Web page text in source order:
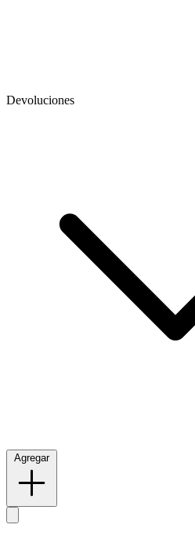
Devoluciones
Agregar